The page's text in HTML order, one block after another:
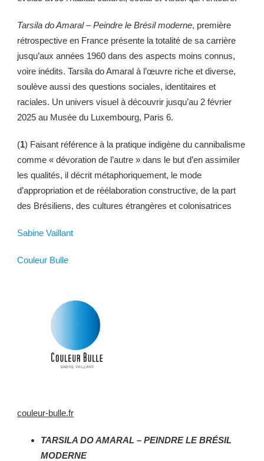
Tarsila do Amaral – Peindre le Brésil moderne, première
rétrospective en France présente la totalité de sa carrière
jusqu’aux années 1960 dans des aspects moins connus,
voire inédits. Tarsila do Amaral à l’œuvre riche et diverse,
soulève aussi des questions sociales, identitaires et
raciales. Un univers visuel à découvrir jusqu’au 2 février
2025 au Musée du Luxembourg, Paris 6.
(1) Faisant référence à la pratique indigène du cannibalisme
comme « dévoration de l’autre » dans le but d’en assimiler
les qualités, il décrit métaphoriquement, le mode
d’appropriation et de réélaboration constructive, de la part
des Brésiliens, des cultures étrangères et colonisatrices
Sabine Vaillant
Couleur Bulle
couleur-bulle.fr
TARSILA DO AMARAL – PEINDRE LE BRÉSIL
MODERNE